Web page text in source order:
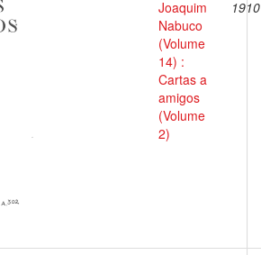
Joaquim
Nabuco
(Volume
14) :
Cartas a
amigos
(Volume
2)
1910